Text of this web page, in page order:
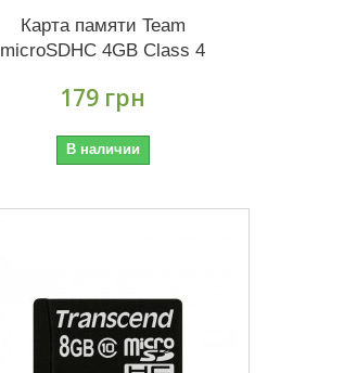
Карта памяти Team
microSDHC 4GB Class 4
179 грн
В наличии